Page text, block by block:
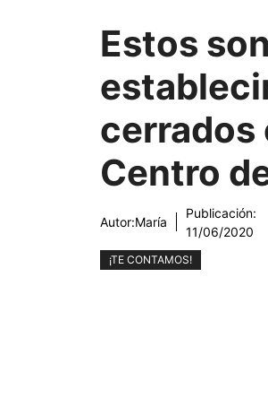
Estos
cerrados
Centro
Autor:María
Publicación:
11/06/2020
¡TE CONTAMOS!